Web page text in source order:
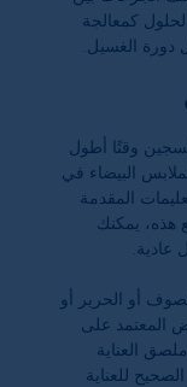
كمعالجة
دورة الغسيل.
وقتًا أطول
البيضاء في
المقدمة
هذه، يمكنك
أو الحرير أو
المعتمد على
العناية
للعناية